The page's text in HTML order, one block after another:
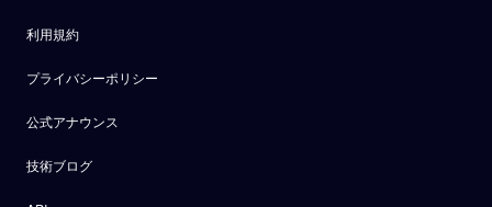
利用規約
プライバシーポリシー
公式アナウンス
技術ブログ